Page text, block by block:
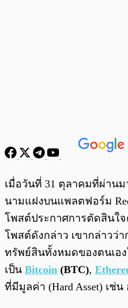
พร้อมเล่น
เมื่อวันที่ 31 ตุลาคมที่ผ่าน
นามแฝงบนแพลตฟอร์ม
โพสต์ประกาศการตัดสินใ
โพสต์ดังกล่าว เขากล่าวว่
ทรัพย์สินทั้งหมดของตนเอง
เป็น Bitcoin (BTC),
ที่มีมูลค่า (Hard Asset) เช่